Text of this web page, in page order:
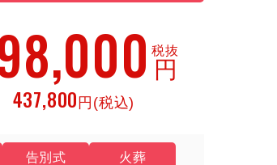
円
税抜
437,800 円(税込)
告別式 火葬